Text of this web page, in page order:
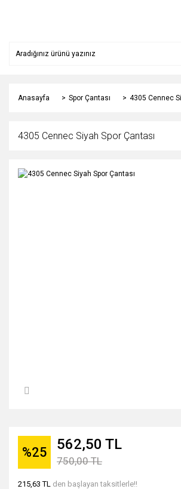
Anasayfa Spor Çantası 4305 Cennec
4305 Cennec Siyah Spor Çantası
%25 562,50 TL
750,00 TL
215,63 TL den başlayan taksitlerle!!